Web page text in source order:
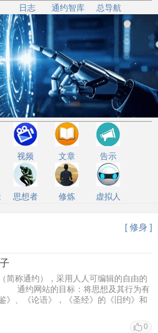
日志 通约智库 总导航
视频 文章 告示
思想者 修炼 虚拟人
[ 修身 ]
简称通约），采用人人可编辑的自由的
通约网站的目标：将思想及其行为有
》、《论语》，《圣经》的《旧约》和
0